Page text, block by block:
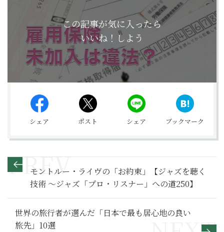
この記事が気に入ったら
いいね！しよう
シェア ポスト シェア ブックマーク
モントルー・ライヴの「お約束」【ジャズを聴く
技術 〜ジャズ「プロ・リスナー」への道250】
世界の旅行者が選んだ「日本で最も居心地の良い
旅先」10選